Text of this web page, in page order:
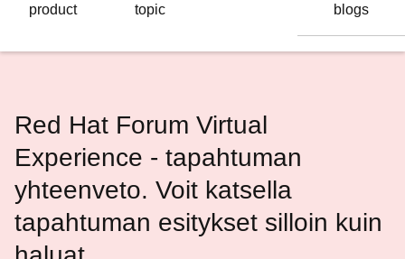
product
topic
blogs
Red Hat Forum Virtual
Experience - tapahtuman
yhteenveto. Voit katsella
tapahtuman esitykset silloin kuin